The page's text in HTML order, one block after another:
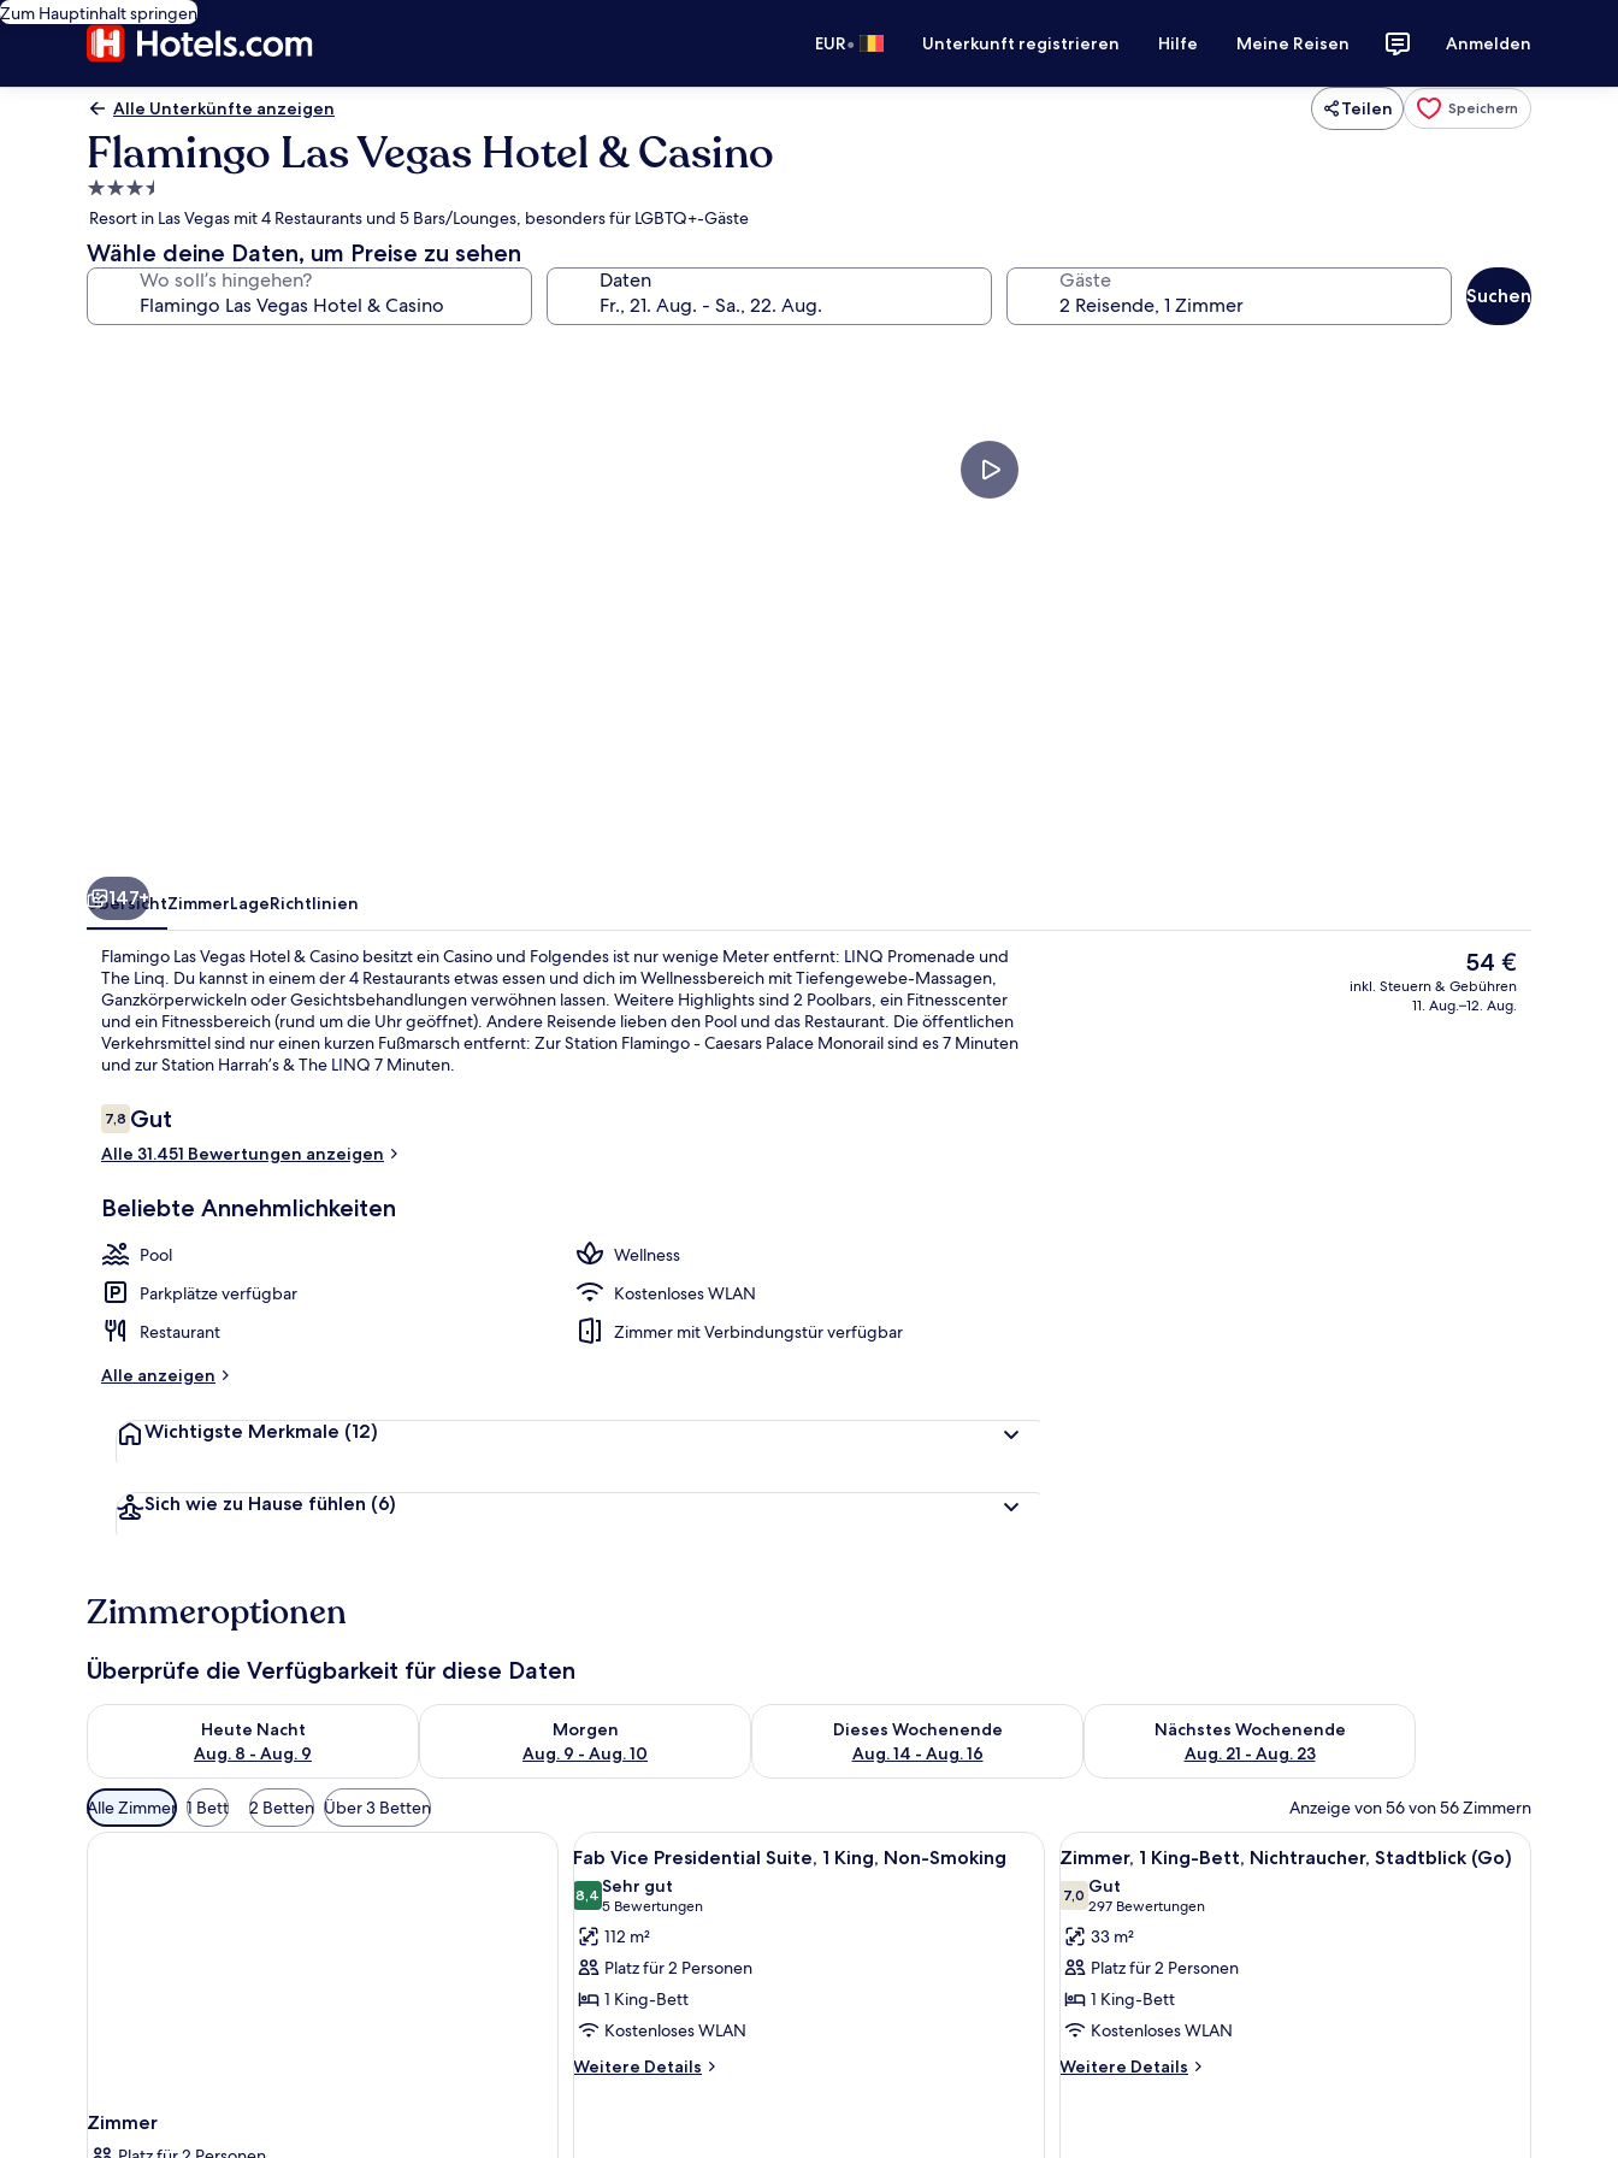
Zum Hauptinhalt springen
EUR• Unterkunft registrieren Hilfe Meine Reisen Anmelden
Alle Unterkünfte anzeigen Teilen Speichern
Flamingo Las Vegas Hotel & Casino
3.5-
Sterne-
Unterkunft
Resort in Las Vegas mit 4 Restaurants und 5 Bars/Lounges, besonders für LGBTQ+-Gäste
Wähle deine Daten, um Preise zu sehen
Wo soll’s hingehen? Daten Gäste
Suchen
Restaurant
147+
ÜbersichtZimmerLageRichtlinien
Flamingo Las Vegas Hotel & Casino besitzt ein Casino und Folgendes ist nur wenige Meter entfernt: LINQ Promenade und
The Linq. Du kannst in einem der 4 Restaurants etwas essen und dich im Wellnessbereich mit Tiefengewebe-Massagen,
Ganzkörperwickeln oder Gesichtsbehandlungen verwöhnen lassen. Weitere Highlights sind 2 Poolbars, ein Fitnesscenter
und ein Fitnessbereich (rund um die Uhr geöffnet). Andere Reisende lieben den Pool und das Restaurant. Die öffentlichen
Verkehrsmittel sind nur einen kurzen Fußmarsch entfernt: Zur Station Flamingo - Caesars Palace Monorail sind es 7 Minuten
und zur Station Harrah’s & The LINQ 7 Minuten.
Bewertungen
7,87,8 von 10.
Gut
Alle 31.451 Bewertungen anzeigen
Beliebte Annehmlichkeiten
Pool
Wellness
Parkplätze verfügbar
Kostenloses WLAN
Restaurant
Zimmer mit Verbindungstür verfügbar
Alle anzeigen
Wichtigste Merkmale (12)
Sich wie zu Hause fühlen (6)
Der
aktuelle
Preis
54 €
inkl. Steuern & Gebühren
11. Aug.–12. Aug.
Zimmeroptionen
Überprüfe die Verfügbarkeit für diese Daten
Heute Nacht
Aug. 8 - Aug. 9
Überprüfe die Verfügbarkeit für heute Nacht, Aug. 8 - Aug. 9.
Morgen
Aug. 9 - Aug. 10
Überprüfe die Verfügbarkeit für morgen, Aug. 9 - Aug. 10.
Dieses Wochenende
Aug. 14 - Aug. 16
Überprüfe die Verfügbarkeit für dieses Wochenende, Aug. 14 - Aug. 16.
Nächstes Wochenende
Aug. 21 - Aug. 23
Überprüfe die Verfügbarkeit für nächstes Wochenende, Aug.
Verfügbare
Filter
für
Alle Zimmer 1 Bett 2 Betten Über 3 Betten Anzeige von 56 von 56 Zimmern
Zimmer
Alle
Fotos
für
Fab
Vice
Presidential
Suite,
1
King,
Ein geräumiges Wohnzimmer mit großem Fenster, einer Couch, Poufs, einem Couchtisch und Blick auf die Stadt.
5
Fab Vice Presidential Suite, 1 King, Non-Smoking
8,48,4 von 10
Sehr gut
5 Bewertungen
(5
Bewertungen)
112 m²
Platz für 2 Personen
1 King-Bett
Kostenloses WLAN
Weitere Details
Weitere
Alle
Fotos
für
Zimmer,
1 King-
Bett,
Nichtraucher,
Stadtblick
(Go)
Ein Hotelzimmer mit einem großen Bett,
4
Zimmer, 1 King-Bett, Nichtraucher, Stadtblick (Go)
7,07,0 von 10
Gut
297 Bewertungen
(297
Bewertungen)
33 m²
Platz für 2 Personen
1 King-Bett
Kostenloses WLAN
Weitere Details
Weitere